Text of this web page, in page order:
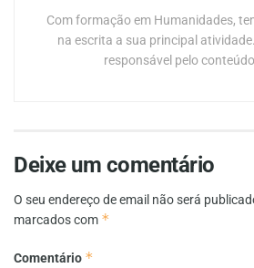
Com formação em Humanidades,
na escrita a sua principal
responsável pelo
Deixe um comentário
O seu endereço de email não será
marcados com *
Comentário *